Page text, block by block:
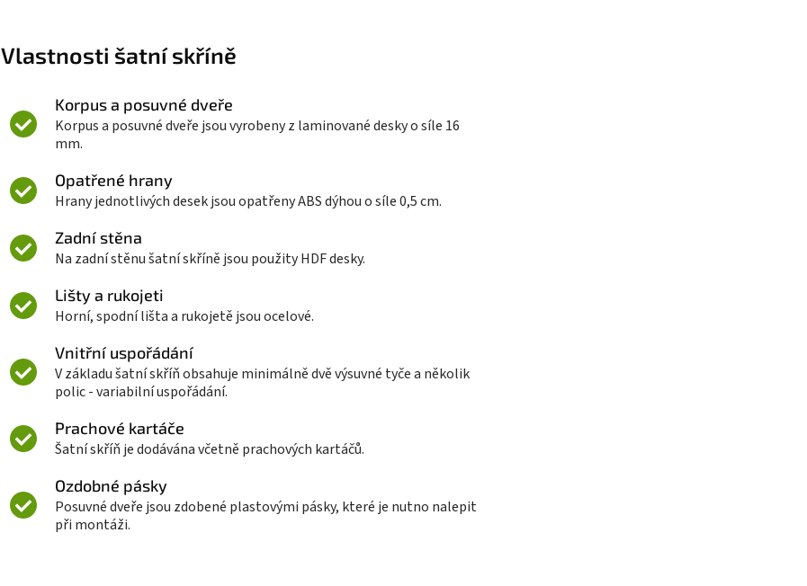
Vlastnosti šatní skříně
Korpus a posuvné dveře
Korpus a posuvné dveře jsou vyrobeny z laminované desky o síle 16
mm.
Opatřené hrany
Hrany jednotlivých desek jsou opatřeny ABS dýhou o síle 0,5 cm.
Zadní stěna
Na zadní stěnu šatní skříně jsou použity HDF desky.
Lišty a rukojeti
Horní, spodní lišta a rukojetě jsou ocelové.
Vnitřní uspořádání
V základu šatní skříň obsahuje minimálně dvě výsuvné tyče a několik
polic - variabilní uspořádání.
Prachové kartáče
Šatní skříň je dodávána včetně prachových kartáčů.
Ozdobné pásky
Posuvné dveře jsou zdobené plastovými pásky, které je nutno nalepit
při montáži.